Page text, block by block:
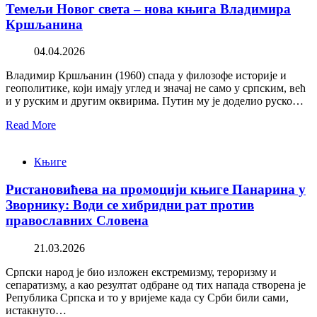
Темељи Новог света – нова књига Владимира
Кршљанина
04.04.2026
Владимир Кршљанин (1960) спада у филозофе историје и
геополитике, који имају углед и значај не само у српским, већ
и у руским и другим оквирима. Путин му је доделио руско…
Read More
Књиге
Ристановићева на промоцији књиге Панарина у
Зворнику: Води се хибридни рат против
православних Словена
21.03.2026
Српски народ је био изложен екстремизму, тероризму и
сепаратизму, а као резултат одбране од тих напада створена је
Република Српска и то у вријеме када су Срби били сами,
истакнуто…